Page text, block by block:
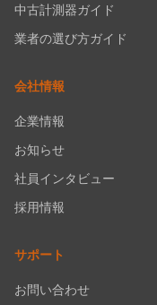
中古計測器ガイド
業者の選び方ガイド
会社情報
企業情報
お知らせ
社員インタビュー
採用情報
サポート
お問い合わせ